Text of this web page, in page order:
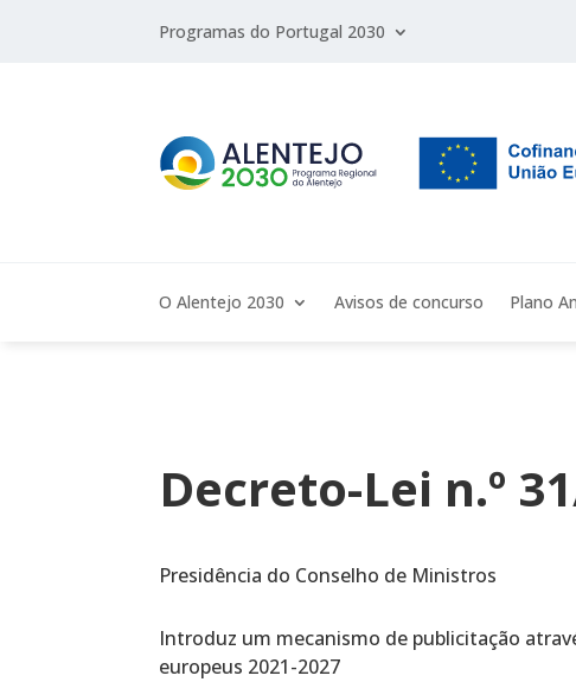
Programas do Portugal 2030
O Alentejo 2030 Avisos de concurso Plano
Decreto-Lei n.º
Presidência do Conselho de Ministros
Introduz um mecanismo de publicitação
europeus 2021-2027